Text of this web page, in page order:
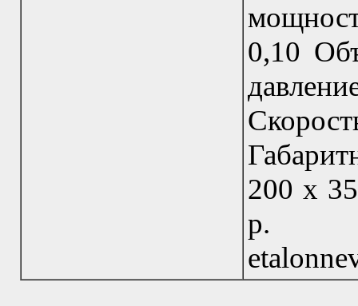
0,10
200 х
р.